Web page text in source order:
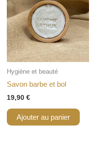
Hygiène et beauté
Savon barbe et bol
19,90 €
Ajouter au panier